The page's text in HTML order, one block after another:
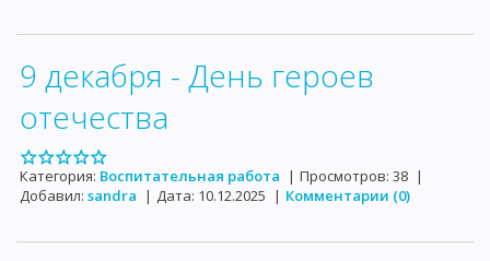
9 декабря - День героев
отечества
Категория: Воспитательная работа | Просмотров: 38 |
Добавил: sandra | Дата: 10.12.2025 | Комментарии (0)